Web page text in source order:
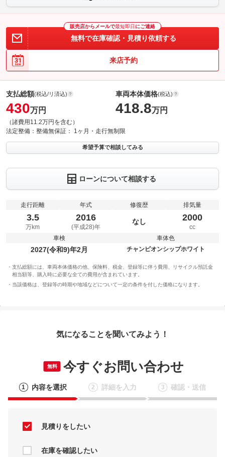
販売店からメールで最短即日 にご連絡
無料で在庫確認・見積り依頼する
来店予約
支払総額(税込/リ済込)
430万円
（諸費用11.2万円を含む）
車両本体価格(税込)
418.8万円
法定整備： 整備無保証： 1ヶ月・走行無制限
希望予算で相談してみる
ローンについて相談する
走行距離
3.5
万km
年式
2016
(平成28)年
修復歴
なし
排気量
2000
cc
車検
2027(令和9)年2月
車体色
チャンピオンシップホワイト
支払総額には、車両本体価格の他、保険料、税金、登録等に伴う費用、リサイクル預託金
相当額等、購入時に必要な全ての費用が含まれています。
当該価格は、登録等の時期や地域などについて一定の条件を付した価格になります。
気になることを聞いてみよう！
無料 今すぐお問い合わせ
1 内容を選択 2 詳細を入力 3 確認・送信
見積りをしたい
在庫を確認したい